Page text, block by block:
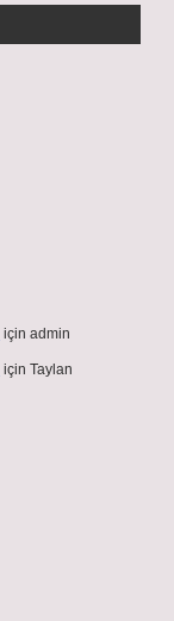
için admin
için Taylan